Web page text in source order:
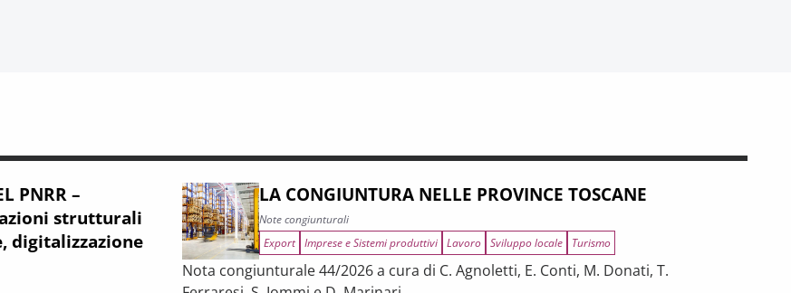
PNRR –
strutturali
digitalizzazione
LA CONGIUNTURA NELLE PROVINCE TOSCANE
Note congiunturali
Export Imprese e Sistemi produttivi Lavoro Sviluppo locale Turismo
Nota congiunturale 44/2026 a cura di C. Agnoletti, E. Conti, M. Donati, T.